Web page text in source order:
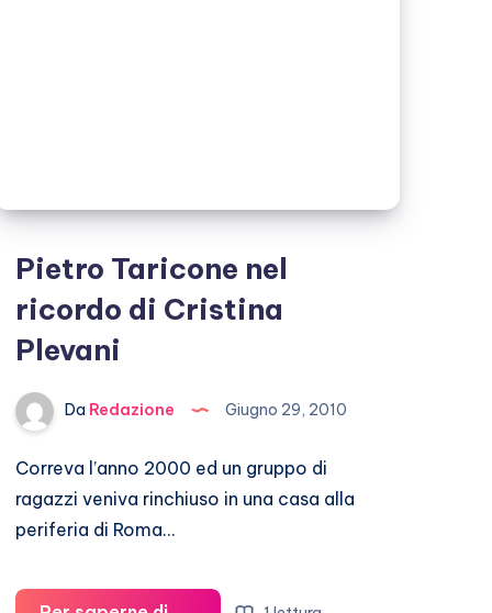
Pietro Taricone nel
ricordo di Cristina
Plevani
Da Redazione Giugno 29, 2010
Correva l’anno 2000 ed un gruppo di
ragazzi veniva rinchiuso in una casa alla
periferia di Roma…